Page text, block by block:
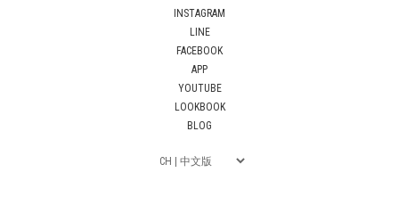
INSTAGRAM
LINE
FACEBOOK
APP
YOUTUBE
LOOKBOOK
BLOG